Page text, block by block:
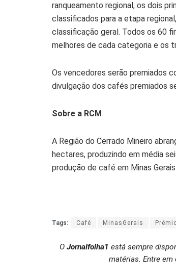
ranqueamento regional, os dois
classificados para a etapa
classificação geral. Todos os 60
melhores de cada categoria e os
Os vencedores serão premiados
divulgação dos cafés premiados
Sobre a RCM
A Região do Cerrado Mineiro
hectares, produzindo em média
produção de café em Minas
Tags: Café MinasGerais
O Jornalfolha1 está sempre
matérias. Entre